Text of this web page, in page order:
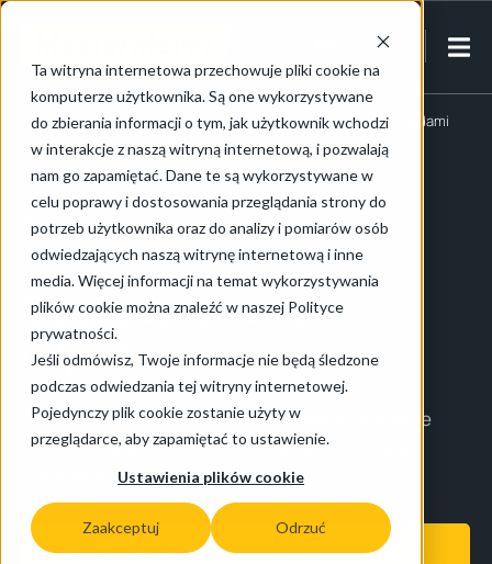
Ta witryna internetowa przechowuje pliki cookie na
komputerze użytkownika. Są one wykorzystywane
do zbierania informacji o tym, jak użytkownik wchodzi
w interakcje z naszą witryną internetową, i pozwalają
nam go zapamiętać. Dane te są wykorzystywane w
celu poprawy i dostosowania przeglądania strony do
potrzeb użytkownika oraz do analizy i pomiarów osób
odwiedzających naszą witrynę internetową i inne
media. Więcej informacji na temat wykorzystywania
plików cookie można znaleźć w naszej Polityce
prywatności.
Jeśli odmówisz, Twoje informacje nie będą śledzone
podczas odwiedzania tej witryny internetowej.
Pojedynczy plik cookie zostanie użyty w
przeglądarce, aby zapamiętać to ustawienie.
Ustawienia plików cookie
Zaakceptuj Odrzuć
PL-PL
Strona główna/ Obsługa obiektów i gospodarowanie odpadami
Gospodarowanie odpadami
Gospodarowanie
odpadami
Zwiększenie bezpieczeństwa gospodarowania
odpadami
Eliminacja ręcznego przemieszczania i tworzenie
bezpieczniejszych procesów gospodarowania
Wyślij zapytanie